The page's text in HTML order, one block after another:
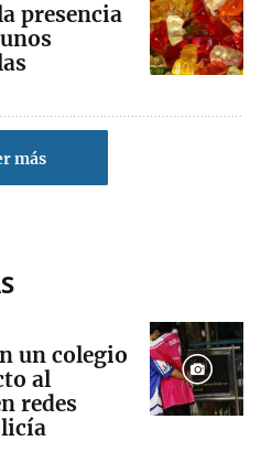
presencia
más
un colegio
al
redes